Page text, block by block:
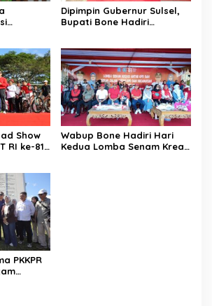
Dipimpin Gubernur Sulsel,
Bupati Bone Hadiri
Show
RI ke-81
Wabup Bone Hadiri Hari
Kedua Lomba Senam Kreasi
PKKPR